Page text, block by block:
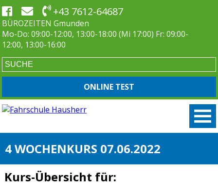
+43 7612-64687
BÜROZEITEN Gmunden
Mo-Do: 09:00-12:00, 13:00-18:00 (Mi 17:00) Fr: 09:00-
12:00, 13:00-16:00
ONLINE TEST
4 WOCHENKURS 07.06.2022
Kurs-Übersicht für: